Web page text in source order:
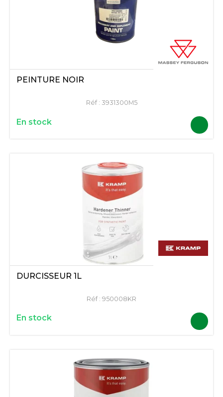
PEINTURE NOIR
Réf : 3931300M5
En stock
DURCISSEUR 1L
Réf : 950008KR
En stock